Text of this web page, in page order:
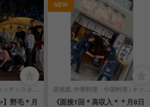
居酒屋, バル・バー | キッチンスタッフ
】野毛＊月
NEW
居酒屋, 中華料理・中国料理 | キッチンスタッフ
《面接1回＊高収入＊＊月8日